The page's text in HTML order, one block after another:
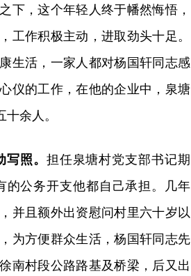
下，这个年轻人终于幡然悔悟，
工作积极主动，进取劲头十足。
生活，一家人都对杨国轩同志感
仪的工作，在他的企业中，泉塘
余人。
照。 担任泉塘村党支部书记期
的公务开支他都自己承担。几年
并且额外出资慰问村里六十岁以
为方便群众生活，杨国轩同志先
南村段公路路基及桥梁，后又出